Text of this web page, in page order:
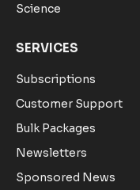
Science
SERVICES
Subscriptions
Customer Support
Bulk Packages
Newsletters
Sponsored News